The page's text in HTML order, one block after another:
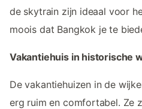
de skytrain zijn ideaal voor
moois dat Bangkok je te
Vakantiehuis in historische
De vakantiehuizen in de
erg ruim en comfortabel. Ze